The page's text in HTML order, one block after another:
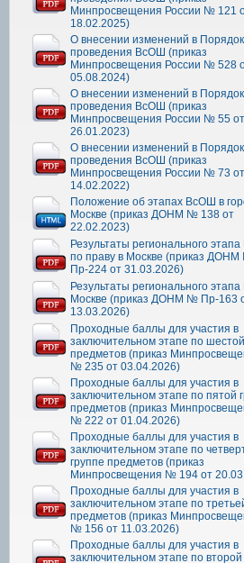
Минпросвещения России № 121
18.02.2025)
О внесении изменений в Порядок
проведения ВсОШ (приказ
Минпросвещения России № 528
05.08.2024)
О внесении изменений в Порядок
проведения ВсОШ (приказ
Минпросвещения России № 55 от
26.01.2023)
О внесении изменений в Порядок
проведения ВсОШ (приказ
Минпросвещения России № 73 от
14.02.2022)
Положение об этапах ВсОШ в
Москве (приказ ДОНМ № 138 от
22.02.2023)
Результаты регионального
по праву в Москве (приказ
Пр-224 от 31.03.2026)
Результаты регионального
Москве (приказ ДОНМ № Пр-163
13.03.2026)
Проходные баллы для участия в
заключительном этапе по
предметов (приказ
№ 235 от 03.04.2026)
Проходные баллы для участия в
заключительном этапе по пятой
предметов (приказ
№ 222 от 01.04.2026)
Проходные баллы для участия в
заключительном этапе по
группе предметов (приказ
Минпросвещения № 194 от
Проходные баллы для участия в
заключительном этапе по
предметов (приказ
№ 156 от 11.03.2026)
Проходные баллы для участия в
заключительном этапе по второй